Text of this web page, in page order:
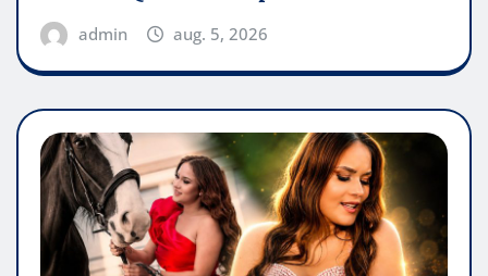
admin aug. 5, 2026